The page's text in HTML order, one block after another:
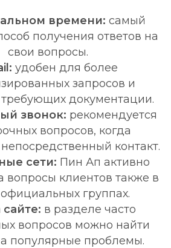
времени: самый
получения ответов на
свои вопросы.
удобен для более
запросов и
документации.
звонок: рекомендуется
вопросов, когда
контакт.
сети: Пин Ап активно
вопросы клиентов также в
группах.
сайте: в разделе часто
вопросов можно найти
популярные проблемы.